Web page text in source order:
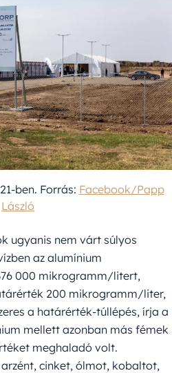
ben. Forrás: Facebook/Papp
László
ugyanis nem várt súlyos
az alumínium
000 mikrogramm/litert,
200 mikrogramm/liter,
a határérték-túllépés, írja a
mellett azonban más fémek
meghaladó volt.
cinket, ólmot, kobaltot,